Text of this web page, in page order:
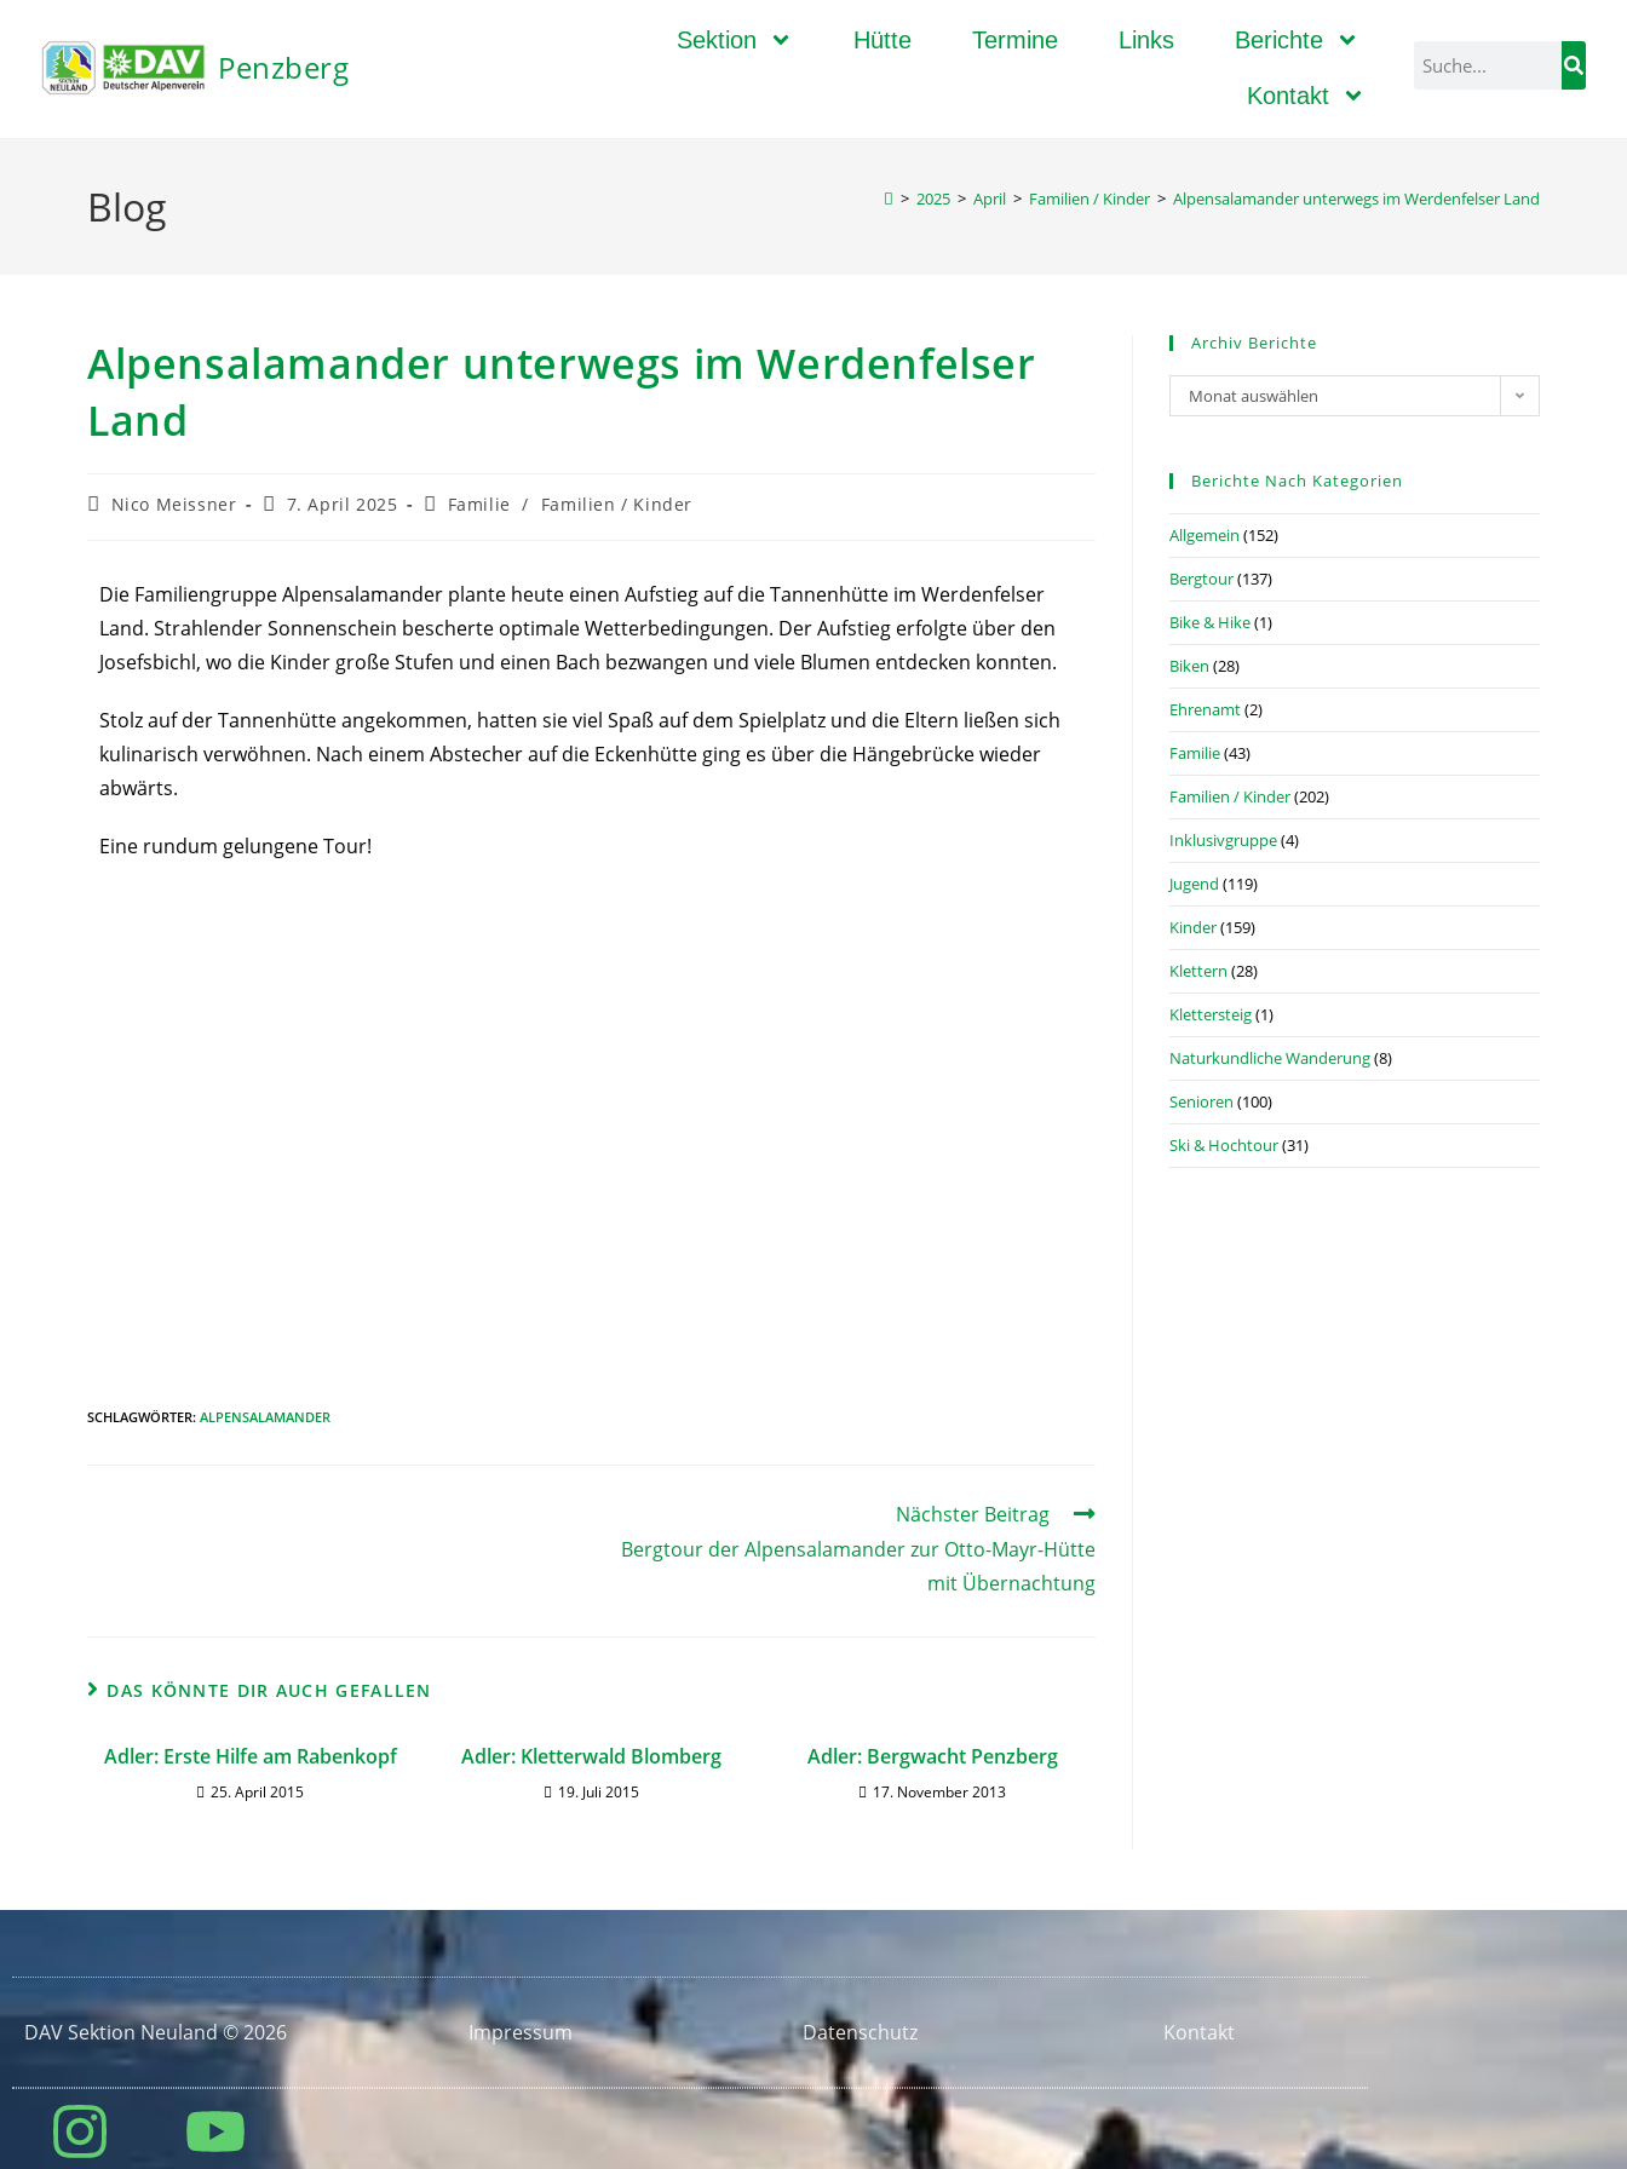
Penzberg
Sektion Hütte Termine Links Berichte
Kontakt
Blog > 2025 > April > Familien / Kinder > Alpensalamander unterwegs im Werdenfelser Land
Alpensalamander unterwegs im Werdenfelser
Land
Nico Meissner 7. April 2025 Familie / Familien / Kinder
Die Familiengruppe Alpensalamander plante heute einen Aufstieg auf die Tannenhütte im Werdenfelser
Land. Strahlender Sonnenschein bescherte optimale Wetterbedingungen. Der Aufstieg erfolgte über den
Josefsbichl, wo die Kinder große Stufen und einen Bach bezwangen und viele Blumen entdecken konnten.
Stolz auf der Tannenhütte angekommen, hatten sie viel Spaß auf dem Spielplatz und die Eltern ließen sich
kulinarisch verwöhnen. Nach einem Abstecher auf die Eckenhütte ging es über die Hängebrücke wieder
abwärts.
Eine rundum gelungene Tour!
SCHLAGWÖRTER: ALPENSALAMANDER
Nächster Beitrag
Bergtour der Alpensalamander zur Otto-Mayr-Hütte
mit Übernachtung
DAS KÖNNTE DIR AUCH GEFALLEN
Adler: Erste Hilfe am Rabenkopf
25. April 2015
Adler: Kletterwald Blomberg
19. Juli 2015
Adler: Bergwacht Penzberg
17. November 2013
Archiv Berichte
Monat auswählen
Berichte Nach Kategorien
Allgemein (152)
Bergtour(137)
Bike & Hike(1)
Biken (28)
Ehrenamt(2)
Familie(43)
Familien / Kinder(202)
Inklusivgruppe(4)
Jugend (119)
Kinder(159)
Klettern (28)
Klettersteig(1)
Naturkundliche Wanderung(8)
Senioren (100)
Ski & Hochtour(31)
DAV Sektion Neuland © 2026 Impressum Datenschutz Kontakt